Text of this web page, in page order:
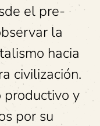
el pre-
la
hacia
civilización.
productivo y
por su